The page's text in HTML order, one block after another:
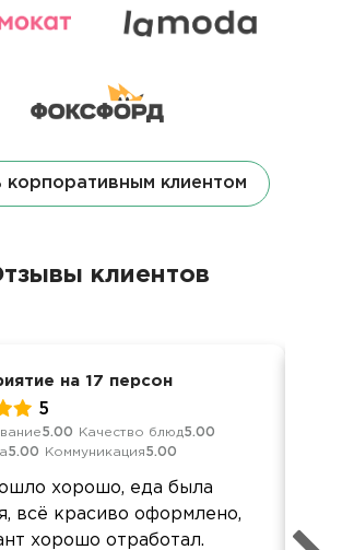
корпоративным клиентом
клиентов
на 17 персон
5
5.00 Качество блюд5.00
5.00 Коммуникация5.00
хорошо, еда была
всё красиво оформлено,
хорошо отработал.